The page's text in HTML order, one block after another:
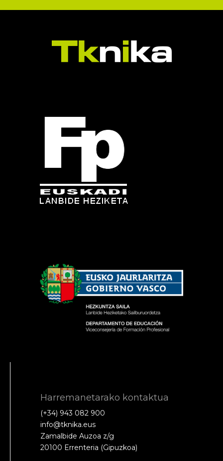
Harremanetarako kontaktua
(+34) 943 082 900
info@tknika.eus
Zamalbide Auzoa z/g
20100 Errenteria (Gipuzkoa)